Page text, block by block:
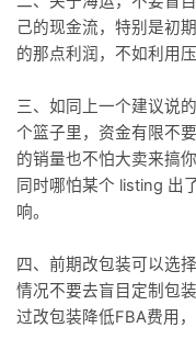
己的现金流，特别是初
的那点利润，不如利用
三、如同上一个建议说
个篮子里，资金有限不
的销量也不怕大卖来搞
同时哪怕某个 listing 出
响。
四、前期改包装可以选
情况不要去盲目定制包
过改包装降低FBA费用